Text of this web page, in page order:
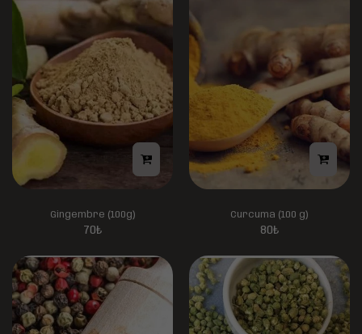
Gingembre (100g)
70₺
Curcuma (100 g)
80₺